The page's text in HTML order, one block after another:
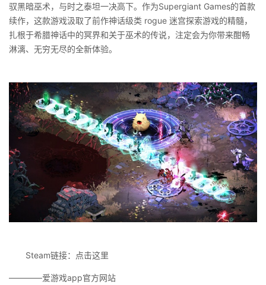
驭黑暗巫术，与时之泰坦一决高下。作为Supergiant Games的首款
续作，这款游戏汲取了前作神话级类 rogue 迷宫探索游戏的精髓，
扎根于希腊神话中的冥界和关于巫术的传说，注定会为你带来酣畅
淋漓、无穷无尽的全新体验。
Steam链接：点击这里
————爱游戏app官方网站